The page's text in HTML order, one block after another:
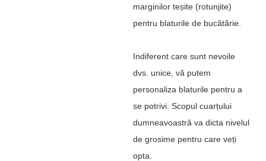
marginilor teșite (rotunjite)
pentru blaturile de bucătărie.
Indiferent care sunt nevoile
dvs. unice, vă putem
personaliza blaturile pentru a
se potrivi. Scopul cuarțului
dumneavoastră va dicta nivelul
de grosime pentru care veți
opta.